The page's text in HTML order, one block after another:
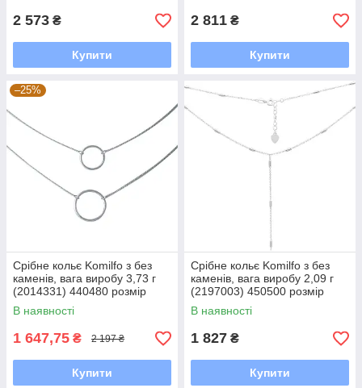
2 573 ₴
Купити
2 811 ₴
Купити
–25%
Срібне кольє Komilfo з без
каменів, вага виробу 3,73 г
(2014331) 440480 розмір
В наявності
1 647,75 ₴ 2 197 ₴
Купити
Срібне кольє Komilfo з без
каменів, вага виробу 2,09 г
(2197003) 450500 розмір
В наявності
1 827 ₴
Купити